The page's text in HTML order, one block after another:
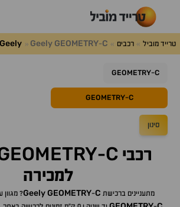
טרייד מוביל רכבים Geely Geely GEOMETRY-C
GEOMETRY-C
GEOMETRY-C
סינון
רכבי -C
למכירה
מתעניינים ברכישת Geely GEOMETRY-C
?